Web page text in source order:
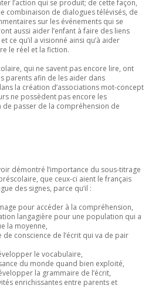
l’action qui se produit; de cette façon,
combinaison de dialogues télévisés, de
sur les événements qui se
aussi aider l’enfant à faire des liens
ce qu’il a visionné ainsi qu’à aider
le réel et la fiction.
qui ne savent pas encore lire, ont
parents afin de les aider dans
la création d’associations mot-concept
ne possèdent pas encore les
de passer de la compréhension de
démontré l’importance du sous-titrage
que ceux-ci aient le français
des signes, parce qu’il :
pour accéder à la compréhension,
langagière pour une population qui a
la moyenne,
conscience de l’écrit qui va de pair
le vocabulaire,
du monde quand bien exploité,
la grammaire de l’écrit,
enrichissantes entre parents et